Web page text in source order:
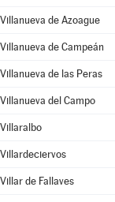
Villanueva de Azoague
Villanueva de Campeán
Villanueva de las Peras
Villanueva del Campo
Villaralbo
Villardeciervos
Villar de Fallaves